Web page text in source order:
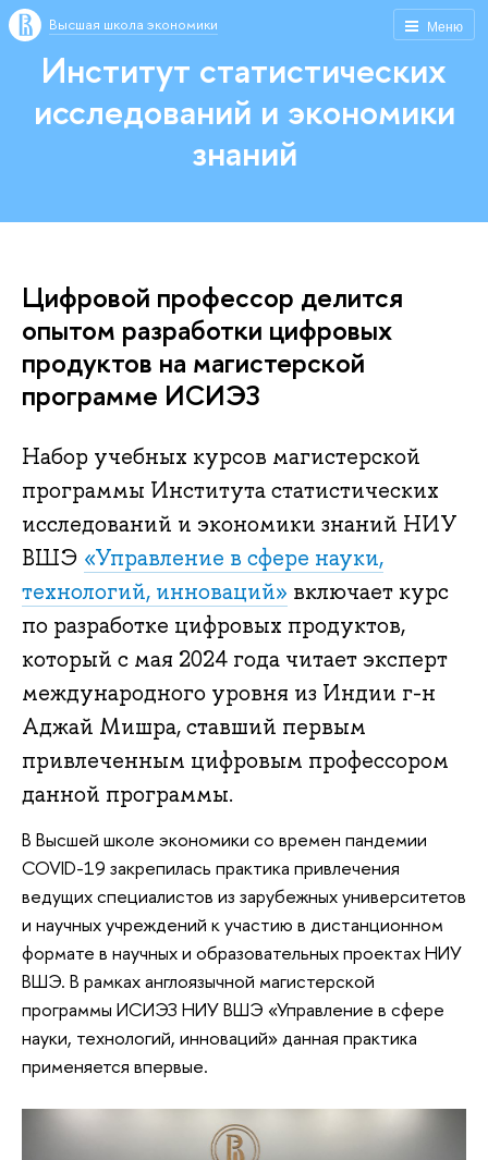
Меню
Высшая школа экономики
Институт статистических
исследований и экономики
знаний
Цифровой профессор делится
опытом разработки цифровых
продуктов на магистерской
программе ИСИЭЗ
Набор учебных курсов магистерской
программы Института статистических
исследований и экономики знаний НИУ
ВШЭ «Управление в сфере науки,
технологий, инноваций» включает курс
по разработке цифровых продуктов,
который с мая 2024 года читает эксперт
международного уровня из Индии г-н
Аджай Мишра, ставший первым
привлеченным цифровым профессором
данной программы.
В Высшей школе экономики со времен пандемии
COVID-19 закрепилась практика привлечения
ведущих специалистов из зарубежных университетов
и научных учреждений к участию в дистанционном
формате в научных и образовательных проектах НИУ
ВШЭ. В рамках англоязычной магистерской
программы ИСИЭЗ НИУ ВШЭ «Управление в сфере
науки, технологий, инноваций» данная практика
применяется впервые.